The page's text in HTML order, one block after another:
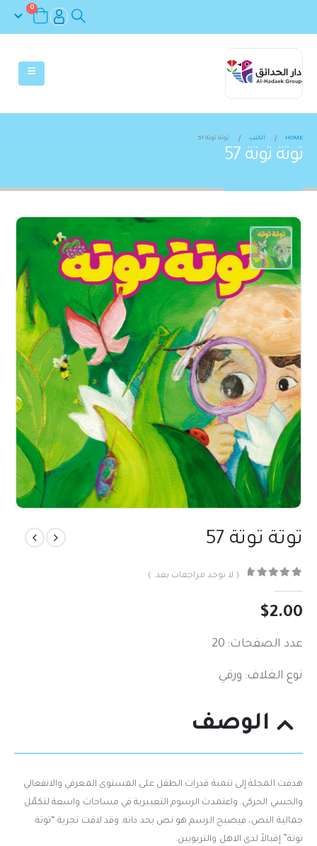
0
HOME الكتب توتة توتة 57
توتة توتة 57
توتة توتة 57
( لا توجد مراجعات بعد. )
$2.00
عدد الصفحات: 20
نوع الغلاف: ورقي
الوصف
هدفت المجلة إلى تنمية قدرات الطفل على المستوى المعرفي والانفعالي
والحسي الحركي. واعتمدت الرسوم التعبيرية في مساحات واسعة لتكمّل
جمالية النص، فيصبح الرسم هو نص بحد ذاته. وقد لاقت تجربة “توتة
توتة” إقبالاً لدى الاهل والتربويين.